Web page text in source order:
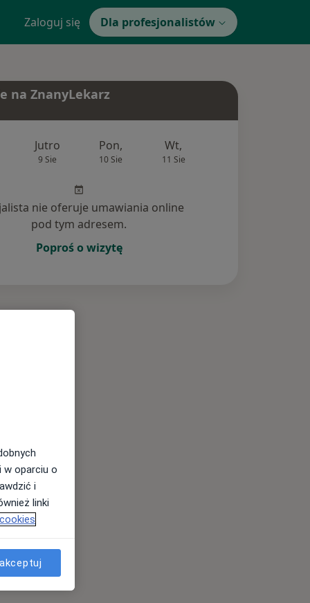
Zaloguj się Dla profesjonalistów
na ZnanyLekarz
Jutro
9 Sie
Pon,
10 Sie
Wt,
11 Sie
nie oferuje umawiania online
pod tym adresem.
Poproś o wizytę
w oparciu o
i
linki